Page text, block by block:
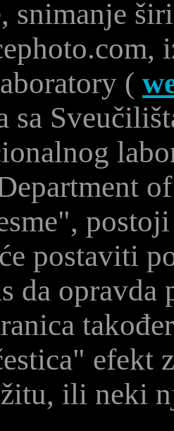
snimanje
(
sa
postaviti
da
efekt
ili neki